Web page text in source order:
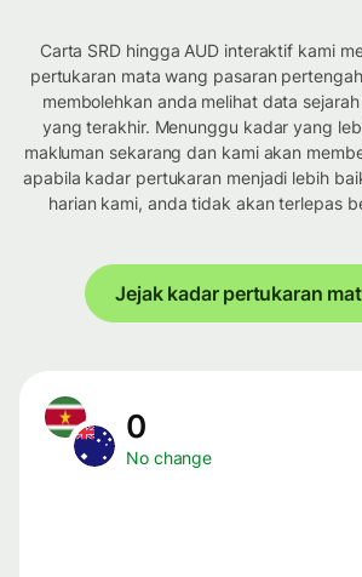
Carta SRD hingga AUD interaktif kami
pertukaran mata wang pasaran
membolehkan anda melihat data
yang terakhir. Menunggu kadar yang
makluman sekarang dan kami akan
apabila kadar pertukaran menjadi lebih
harian kami, anda tidak akan terlepas
Jejak kadar pertukaran
0
No change